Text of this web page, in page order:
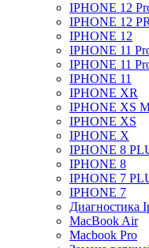
IPHONE 12
IPHONE 12
IPHONE 12
IPHONE 11
IPHONE 11
IPHONE 11
IPHONE XR
IPHONE XS
IPHONE XS
IPHONE X
IPHONE 8
IPHONE 8
IPHONE 7
IPHONE 7
Диагностика
MacBook Air
Macbook Pro